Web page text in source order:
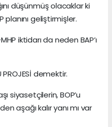
düşünmüş olacaklar ki
geliştirmişler.
iktidarı da neden BAP’ı
PROJESİ demektir.
siyasetçilerin, BOP’u
aşağı kalır yanı mı var